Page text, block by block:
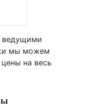
ведущими
мы можем
на весь